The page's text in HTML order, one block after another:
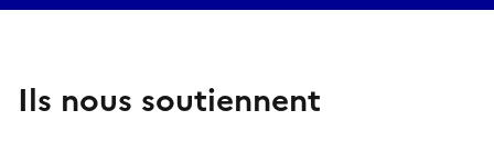
Ils nous soutiennent